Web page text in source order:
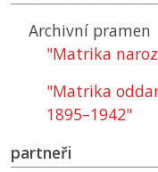
Archivní pramen
"Matrika
"Matrika
1895–1942"
partneři